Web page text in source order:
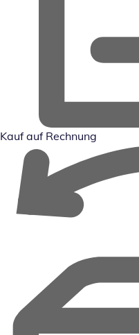
Kauf auf Rechnung